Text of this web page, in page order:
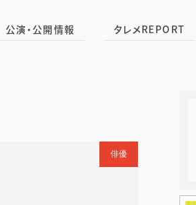
公演・公開情報 タレメREPORT
俳優